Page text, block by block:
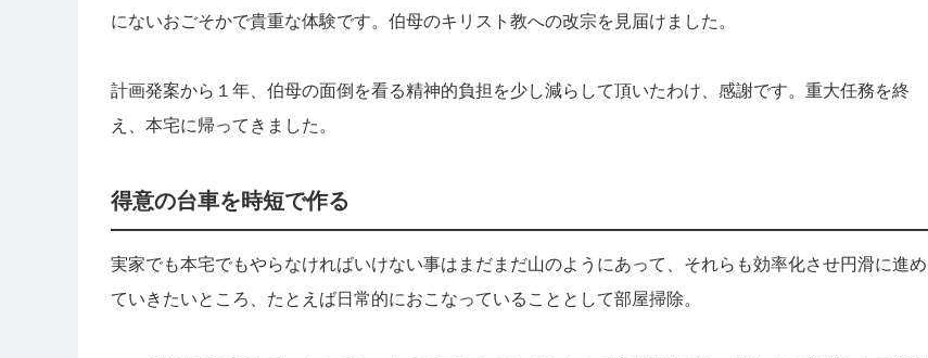
にないおごそかで貴重な体験です。伯母のキリスト教への改宗を見届けました。
計画発案から１年、伯母の面倒を看る精神的負担を少し減らして頂いたわけ、感謝です。重大任務を終
え、本宅に帰ってきました。
得意の台車を時短で作る
実家でも本宅でもやらなければいけない事はまだまだ山のようにあって、それらも効率化させ円滑に進め
ていきたいところ、たとえば日常的におこなっていることとして部屋掃除。